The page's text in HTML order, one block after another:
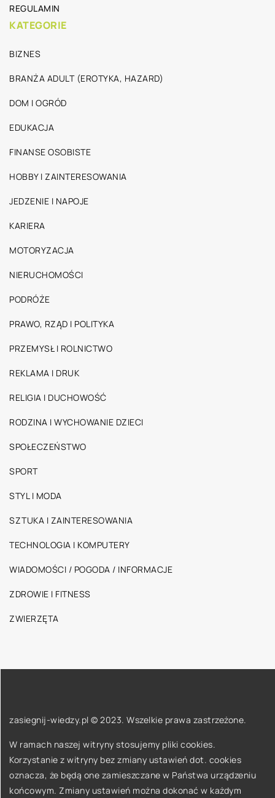
REGULAMIN
KATEGORIE
BIZNES
BRANŻA ADULT (EROTYKA, HAZARD)
DOM I OGRÓD
EDUKACJA
FINANSE OSOBISTE
HOBBY I ZAINTERESOWANIA
JEDZENIE I NAPOJE
KARIERA
MOTORYZACJA
NIERUCHOMOŚCI
PODRÓŻE
PRAWO, RZĄD I POLITYKA
PRZEMYSŁ I ROLNICTWO
REKLAMA I DRUK
RELIGIA I DUCHOWOŚĆ
RODZINA I WYCHOWANIE DZIECI
SPOŁECZEŃSTWO
SPORT
STYL I MODA
SZTUKA I ZAINTERESOWANIA
TECHNOLOGIA I KOMPUTERY
WIADOMOŚCI / POGODA / INFORMACJE
ZDROWIE I FITNESS
ZWIERZĘTA
zasiegnij-wiedzy.pl © 2023. Wszelkie prawa zastrzeżone.
W ramach naszej witryny stosujemy pliki cookies.
Korzystanie z witryny bez zmiany ustawień dot. cookies
oznacza, że będą one zamieszczane w Państwa urządzeniu
końcowym. Zmiany ustawień można dokonać w każdym